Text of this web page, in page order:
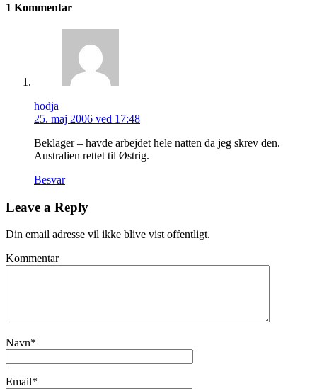
1 Kommentar
hodja
25. maj 2006 ved 17:48
Beklager – havde arbejdet hele natten da jeg skrev den.
Australien rettet til Østrig.
Besvar
Leave a Reply
Din email adresse vil ikke blive vist offentligt.
Kommentar
Navn*
Email*